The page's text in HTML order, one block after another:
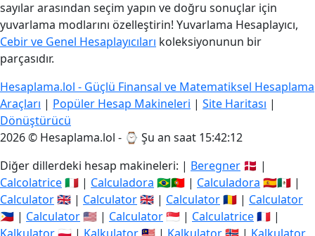
sayılar arasından seçim yapın ve doğru sonuçlar için
yuvarlama modlarını özelleştirin! Yuvarlama Hesaplayıcı,
Cebir ve Genel Hesaplayıcıları koleksiyonunun bir
parçasıdır.
Hesaplama.lol - Güçlü Finansal ve Matematiksel Hesaplama
Araçları | Popüler Hesap Makineleri | Site Haritası |
Dönüştürücü
2026 © Hesaplama.lol - ⌚ Şu an saat 15:42:12
Diğer dillerdeki hesap makineleri: | Beregner 🇩🇰 |
Calcolatrice🇮🇹 | Calculadora 🇧🇷🇵🇹 | Calculadora 🇪🇸🇲🇽 |
Calculator🇬🇧 | Calculator🇬🇧 | Calculator🇷🇴 | Calculator
🇵🇭 | Calculator🇺🇸 | Calculator🇸🇬 | Calculatrice🇫🇷 |